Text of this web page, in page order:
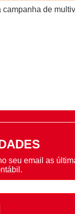
campanha de
seu email as